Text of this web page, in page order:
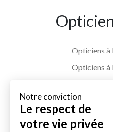
Opticiens à
Opticiens à
Opticiens à